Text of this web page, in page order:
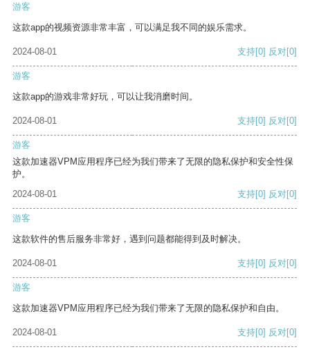
游客
这款app的视频资源非常丰富，可以满足我不同的娱乐需求。
2024-08-01 支持[0] 反对[0]
游客
这款app的游戏非常好玩，可以让我消磨时间。
2024-08-01 支持[0] 反对[0]
游客
这款加速器VPM应用程序已经为我们带来了无限的隐私保护和安全性保
护。
2024-08-01
支持[0] 反对[0]
游客
这款软件的售后服务非常好，遇到问题都能得到及时解决。
2024-08-01 支持[0] 反对[0]
游客
这款加速器VPM应用程序已经为我们带来了无限的隐私保护和自由。
2024-08-01 支持[0] 反对[0]